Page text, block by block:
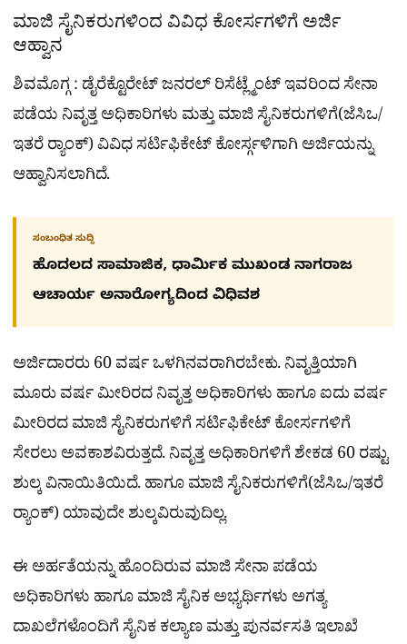
ಮಾಜಿ ಸೈನಿಕರುಗಳಿಂದ ವಿವಿಧ ಕೋರ್ಸಗಳಿಗೆ ಅರ್ಜಿ
ಆಹ್ವಾನ
ಶಿವಮೊಗ್ಗ : ಡೈರೆಕ್ಟೊರೇಟ್ ಜನರಲ್ ರಿಸೆಟ್ಲ್ಮೆಂಟ್ ಇವರಿಂದ ಸೇನಾ
ಪಡೆಯ ನಿವೃತ್ತ ಅಧಿಕಾರಿಗಳು ಮತ್ತು ಮಾಜಿ ಸೈನಿಕರುಗಳಿಗೆ(ಜೆಸಿಒ/
ಇತರೆ ರ‍್ಯಾಂಕ್) ವಿವಿಧ ಸರ್ಟಿಫಿಕೇಟ್ ಕೋರ್ಸ್ಗಳಿಗಾಗಿ ಅರ್ಜಿಯನ್ನು
ಆಹ್ವಾನಿಸಲಾಗಿದೆ.
ಸಂಬಂಧಿತ ಸುದ್ದಿ
ಹೊದಲದ ಸಾಮಾಜಿಕ, ಧಾರ್ಮಿಕ ಮುಖಂಡ ನಾಗರಾಜ
ಆಚಾರ್ಯ ಅನಾರೋಗ್ಯದಿಂದ ವಿಧಿವಶ
ಅರ್ಜಿದಾರರು 60 ವರ್ಷ ಒಳಗಿನವರಾಗಿರಬೇಕು. ನಿವೃತ್ತಿಯಾಗಿ
ಮೂರು ವರ್ಷ ಮೀರಿರದ ನಿವೃತ್ತ ಅಧಿಕಾರಿಗಳು ಹಾಗೂ ಐದು ವರ್ಷ
ಮೀರಿರದ ಮಾಜಿ ಸೈನಿಕರುಗಳಿಗೆ ಸರ್ಟಿಫಿಕೇಟ್ ಕೋರ್ಸಗಳಿಗೆ
ಸೇರಲು ಅವಕಾಶವಿರುತ್ತದೆ. ನಿವೃತ್ತ ಅಧಿಕಾರಿಗಳಿಗೆ ಶೇಕಡ 60 ರಷ್ಟು
ಶುಲ್ಕ ವಿನಾಯಿತಿಯಿದೆ. ಹಾಗೂ ಮಾಜಿ ಸೈನಿಕರುಗಳಿಗೆ(ಜೆಸಿಒ/ಇತರೆ
ರ‍್ಯಾಂಕ್) ಯಾವುದೇ ಶುಲ್ಕವಿರುವುದಿಲ್ಲ.
ಈ ಅರ್ಹತೆಯನ್ನು ಹೊಂದಿರುವ ಮಾಜಿ ಸೇನಾ ಪಡೆಯ
ಅಧಿಕಾರಿಗಳು ಹಾಗೂ ಮಾಜಿ ಸೈನಿಕ ಅಭ್ಯರ್ಥಿಗಳು ಅಗತ್ಯ
ದಾಖಲೆಗಳೊಂದಿಗೆ ಸೈನಿಕ ಕಲ್ಯಾಣ ಮತ್ತು ಪುನರ್ವಸತಿ ಇಲಾಖೆ